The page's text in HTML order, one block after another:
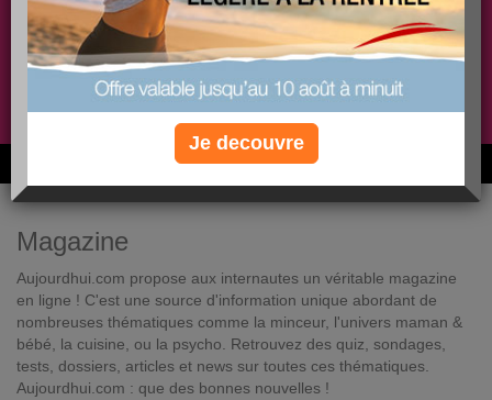
EFFICACE SANTÉ COACHING
Non, je préfère le régime gratuit
6M de personnes ont maigri et réappris à manger avec nous
Magazine
Aujourdhui.com propose aux internautes un véritable magazine
en ligne ! C'est une source d'information unique abordant de
nombreuses thématiques comme la minceur, l'univers maman &
bébé, la cuisine, ou la psycho. Retrouvez des quiz, sondages,
tests, dossiers, articles et news sur toutes ces thématiques.
Aujourdhui.com : que des bonnes nouvelles !
Je decouvre